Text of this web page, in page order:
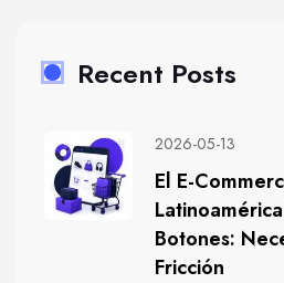
Recent Posts
2026-05-13
El E-
Botones:
Fricción